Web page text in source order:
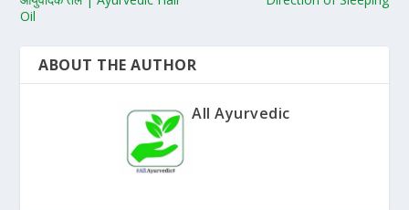
Oil
ABOUT THE AUTHOR
All Ayurvedic